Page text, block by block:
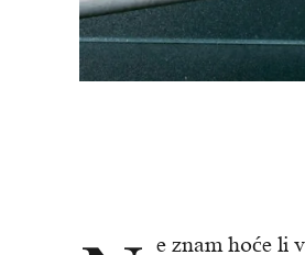
e znam hoće li